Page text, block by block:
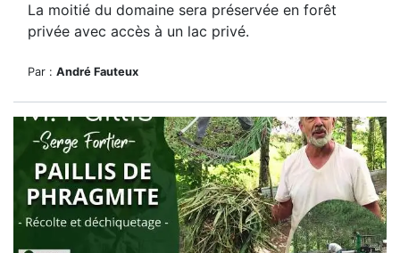
La moitié du domaine sera préservée en forêt
privée avec accès à un lac privé.
Par : André Fauteux